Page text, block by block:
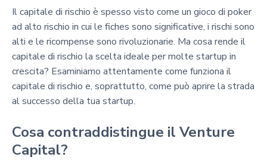
Il capitale di rischio è spesso visto come un gioco di poker
ad alto rischio in cui le fiches sono significative, i rischi sono
alti e le ricompense sono rivoluzionarie. Ma cosa rende il
capitale di rischio la scelta ideale per molte startup in
crescita? Esaminiamo attentamente come funziona il
capitale di rischio e, soprattutto, come può aprire la strada
al successo della tua startup.
Cosa contraddistingue il Venture
Capital?